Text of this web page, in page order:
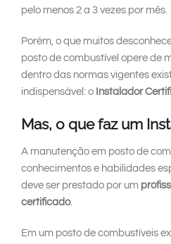
pelo menos 2 a 3 vezes por mês.
Porém, o que muitos
posto de combustível opere de
dentro das normas vigentes
indispensável: o Instalador
Mas, o que faz um
A manutenção em posto de
conhecimentos e habilidades
deve ser prestado por um
certificado.
Em um posto de combustíveis